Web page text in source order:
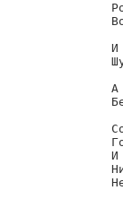
И
А
И